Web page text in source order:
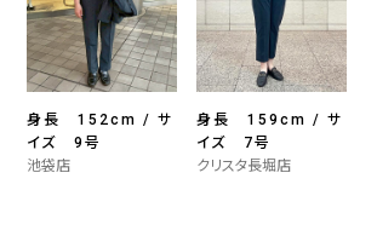
身長 152cm / サ
イズ 9号
池袋店
身長 159cm / サ
イズ 7号
クリスタ長堀店